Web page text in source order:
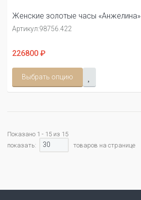
Женские золотые часы «Анжелина»
Артикул:98756.422
226800 ₽
Выбрать опцию
Показано 1 - 15 из 15
показать:
30 товаров на странице